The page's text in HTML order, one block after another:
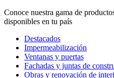
Conoce nuestra gama de
disponibles en tu país
Destacados
Impermeabilización
Ventanas y puertas
Fachadas y juntas de
Obras y renovación de